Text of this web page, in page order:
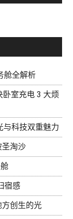
舱全解析
卧室充电 3 大烦
与科技双重魅力
圣淘沙
宿感
方创生的光